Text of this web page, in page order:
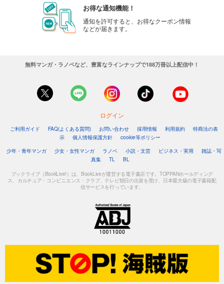
お得な通知機能！
通知を許可すると、お得なクーポン情報
などが届きます。
無料マンガ・ラノベなど、豊富なラインナップで188万冊以上配信中！
ログイン
ご利用ガイド FAQ(よくある質問) お問い合わせ 採用情報 利用規約
特商法の表
示
個人情報保護方針
cookie等ポリシー
少年・青年マンガ
少女・女性マンガ ラノベ 小説・文芸 ビジネス・実用
雑誌・写
真集
TL BL
ブックライブ（BookLive!）は、BookLiveが運営する電子書店です。TOPPANホールディング
ス、カルチュア・コンビニエンス・クラブ、テレビ朝日の出資を受け、日本最大級の電子書籍配
信サービスを行っています。